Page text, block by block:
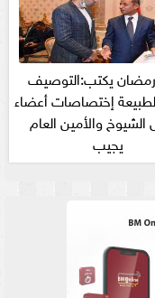
يكتب:التوصيف
إختصاصات أعضاء
والأمين العام
يجيب